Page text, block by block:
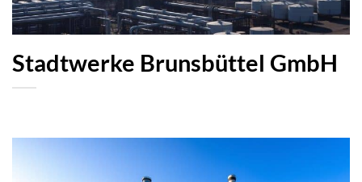
Stadtwerke Brunsbüttel GmbH